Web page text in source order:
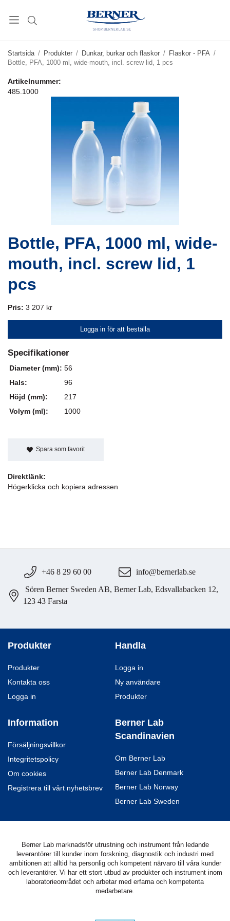
Startsida / Produkter / Dunkar, burkar och flaskor / Flaskor - PFA /
Bottle, PFA, 1000 ml, wide-mouth, incl. screw lid, 1 pcs
Artikelnummer:
485.1000
Bottle, PFA, 1000 ml, wide-
mouth, incl. screw lid, 1
pcs
Pris: 3 207 kr
Logga in för att beställa
Specifikationer
Diameter (mm): 56
Hals:
96
Höjd (mm):
217
Volym (ml):
1000
Spara som favorit
Direktlänk:
Högerklicka och kopiera adressen
+46 8 29 60 00 info@bernerlab.se
Sören Berner Sweden AB, Berner Lab, Edsvallabacken 12,
123 43 Farsta
Produkter
Produkter
Kontakta oss
Logga in
Handla
Logga in
Ny användare
Produkter
Information
Försäljningsvillkor
Integritetspolicy
Om cookies
Registrera till vårt nyhetsbrev
Berner Lab
Scandinavien
Om Berner Lab
Berner Lab Denmark
Berner Lab Norway
Berner Lab Sweden
Berner Lab marknadsför utrustning och instrument från ledande
leverantörer till kunder inom forskning, diagnostik och industri med
ambitionen att alltid ha personlig och kompetent närvaro till våra kunder
och leverantörer. Vi har ett stort utbud av produkter och instrument inom
laboratorieområdet och arbetar med erfarna och kompetenta
medarbetare.